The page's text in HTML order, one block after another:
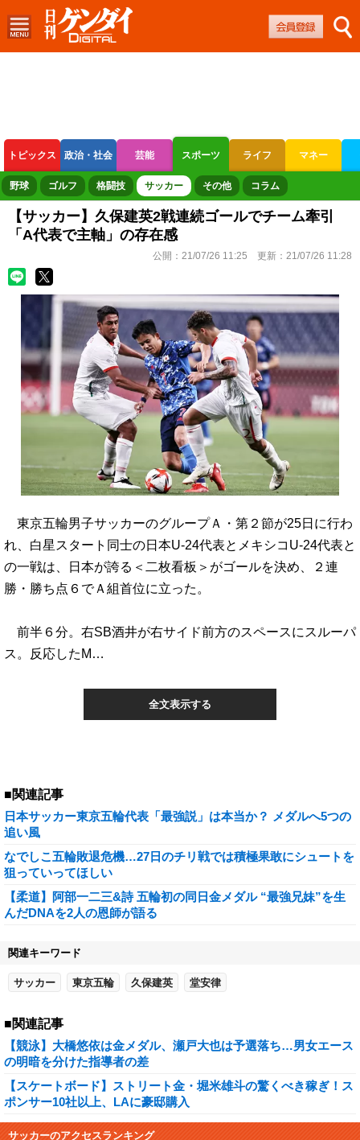
トピックス 政治・社会 芸能 スポーツ ライフ マネー
ボートレース 競輪 オートレース
野球 ゴルフ 格闘技 サッカー その他 コラム
【サッカー】久保建英2戦連続ゴールでチーム牽引
「A代表で主軸」の存在感
公開： 21/07/26 11:25 更新： 21/07/26 11:28
東京五輪男子サッカーのグループＡ・第２節が25日に行わ
れ、白星スタート同士の日本U-24代表とメキシコU-24代表と
の一戦は、日本が誇る＜二枚看板＞がゴールを決め、２連
勝・勝ち点６でＡ組首位に立った。
前半６分。右SB酒井が右サイド前方のスペースにスルーパ
ス。反応したM…
全文表示する
■関連記事
日本サッカー東京五輪代表「最強説」は本当か？ メダルへ5つの
追い風
なでしこ五輪敗退危機…27日のチリ戦では積極果敢にシュートを
狙っていってほしい
【柔道】阿部一二三&詩 五輪初の同日金メダル “最強兄妹”を生
んだDNAを2人の恩師が語る
関連キーワード
サッカー 東京五輪 久保建英 堂安律
■関連記事
【競泳】大橋悠依は金メダル、瀬戸大也は予選落ち…男女エース
の明暗を分けた指導者の差
【スケートボード】ストリート金・堀米雄斗の驚くべき稼ぎ！ス
ポンサー10社以上、LAに豪邸購入
サッカーのアクセスランキング